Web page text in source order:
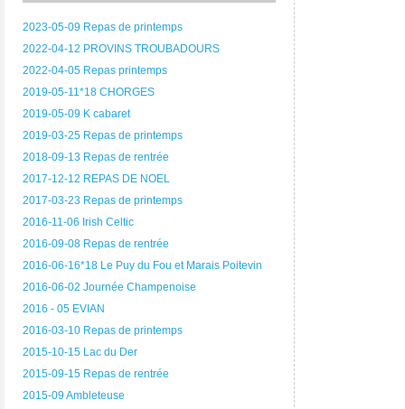
2023-05-09 Repas de printemps
2022-04-12 PROVINS TROUBADOURS
2022-04-05 Repas printemps
2019-05-11*18 CHORGES
2019-05-09 K cabaret
2019-03-25 Repas de printemps
2018-09-13 Repas de rentrée
2017-12-12 REPAS DE NOEL
2017-03-23 Repas de printemps
2016-11-06 Irish Celtic
2016-09-08 Repas de rentrée
2016-06-16*18 Le Puy du Fou et Marais Poitevin
2016-06-02 Journée Champenoise
2016 - 05 EVIAN
2016-03-10 Repas de printemps
2015-10-15 Lac du Der
2015-09-15 Repas de rentrée
2015-09 Ambleteuse